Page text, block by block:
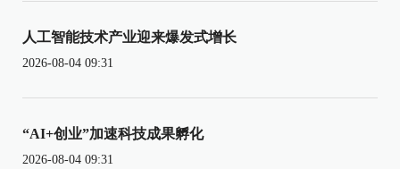
人工智能技术产业迎来爆发式增长
2026-08-04 09:31
“AI+创业”加速科技成果孵化
2026-08-04 09:31